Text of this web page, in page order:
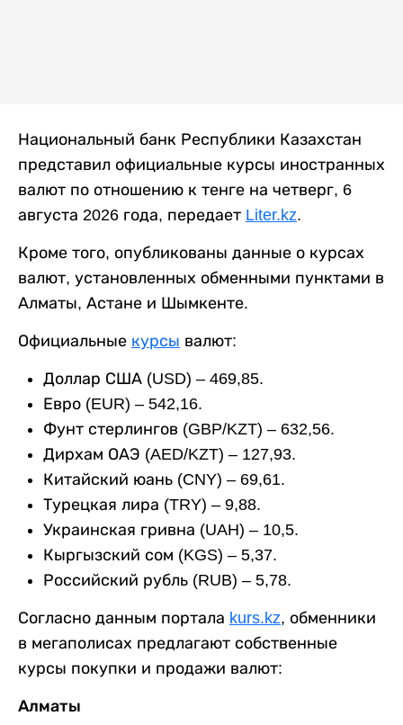
Национальный банк Республики Казахстан
представил официальные курсы иностранных
валют по отношению к тенге на четверг, 6
августа 2026 года, передает Liter.kz.
Кроме того, опубликованы данные о курсах
валют, установленных обменными пунктами в
Алматы, Астане и Шымкенте.
Официальные курсы валют:
Доллар США (USD) – 469,85.
Евро (EUR) – 542,16.
Фунт стерлингов (GBP/KZT) – 632,56.
Дирхам ОАЭ (AED/KZT) – 127,93.
Китайский юань (CNY) – 69,61.
Турецкая лира (TRY) – 9,88.
Украинская гривна (UAH) – 10,5.
Кыргызский сом (KGS) – 5,37.
Российский рубль (RUB) – 5,78.
Согласно данным портала kurs.kz, обменники
в мегаполисах предлагают собственные
курсы покупки и продажи валют:
Алматы